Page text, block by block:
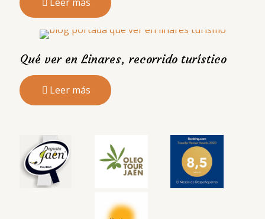
Qué ver en Linares, recorrido turístico
Leer más